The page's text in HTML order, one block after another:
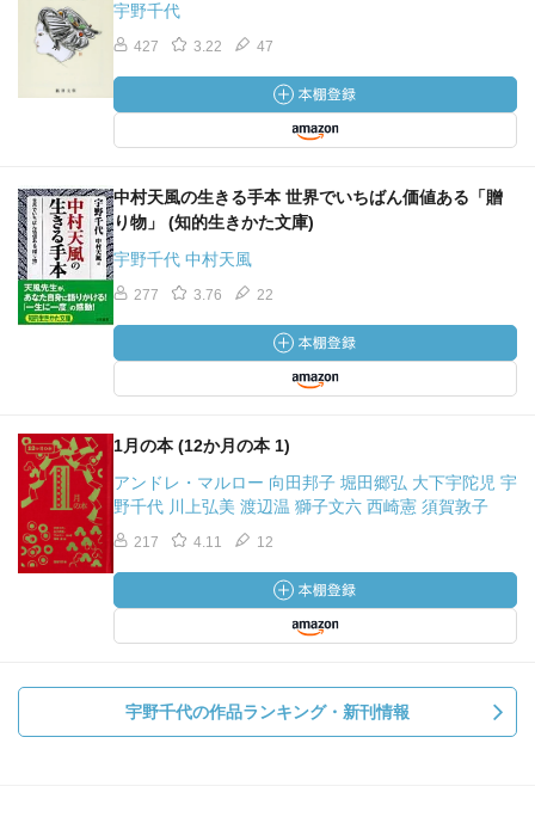
宇野千代
427 3.22 47
中村天風の生きる手本 世界でいちばん価値ある「贈
り物」 (知的生きかた文庫)
宇野千代 中村天風
277 3.76 22
1月の本 (12か月の本 1)
アンドレ・マルロー 向田邦子 堀田郷弘 大下宇陀児 宇
野千代 川上弘美 渡辺温 獅子文六 西崎憲 須賀敦子
217 4.11 12
宇野千代の作品ランキング・新刊情報